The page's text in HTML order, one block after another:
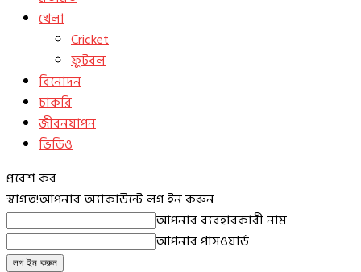
খেলা
Cricket
ফুটবল
বিনোদন
চাকরি
জীবনযাপন
ভিডিও
প্রবেশ কর
স্বাগত!আপনার অ্যাকাউন্টে লগ ইন করুন
আপনার ব্যবহারকারী নাম
আপনার পাসওয়ার্ড